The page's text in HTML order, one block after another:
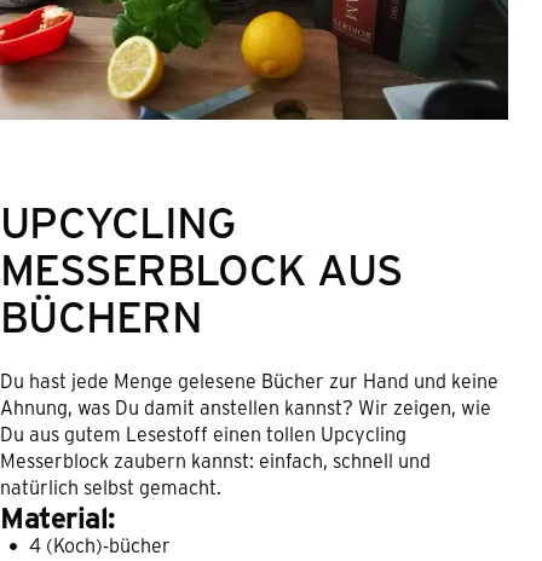
UPCYCLING
MESSERBLOCK AUS
BÜCHERN
Du hast jede Menge gelesene Bücher zur Hand und keine
Ahnung, was Du damit anstellen kannst? Wir zeigen, wie
Du aus gutem Lesestoff einen tollen Upcycling
Messerblock zaubern kannst: einfach, schnell und
natürlich selbst gemacht.
Material:
4 (Koch)-bücher